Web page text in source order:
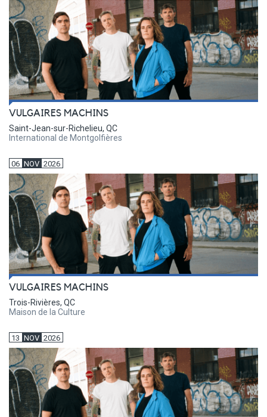
VULGAIRES MACHINS
Saint-Jean-sur-Richelieu, QC
International de Montgolfières
06 NOV 2026
VULGAIRES MACHINS
Trois-Rivières, QC
Maison de la Culture
13 NOV 2026